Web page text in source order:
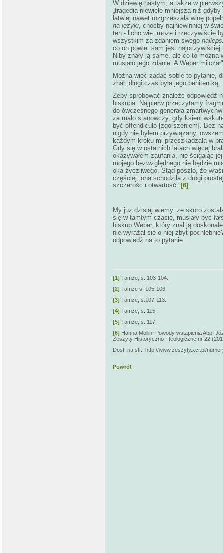
W dziewiętnastym, a także w
„tragedią niewiele mniejszą niż
łatwiej nawet rozgrzeszała winę
na języki, choćby najniewinniej w
ten - licho wie: może i rzeczywiście
wszystkim za zdaniem swego
co on powie: sam jest najoczywiściej
Niby znały ją same, ale co to
musiało jego zdanie. A Weber milczał"
Można więc zadać sobie to pytanie,
znał, długi czas była jego penitentką.
Żeby spróbować znaleźć odpowiedź
biskupa. Najpierw przeczytamy
do ówczesnego generała
za mało stanowczy, gdy ksieni
być offendiculo [zgorszeniem]. Bez
nigdy nie byłem przywiązany,
każdym kroku mi przeszkadzała w
Gdy się w ostatnich latach więcej
okazywałem zaufania, nie ścigając
mojego bezwzględnego nie będzie
oka życzliwego. Stąd poszło, że
częściej, ona schodziła z drogi
szczerość i otwartość." [6] .
My już dzisiaj wiemy, że skoro
się w tamtym czasie, musiały być
biskup Weber, który znał ją
nie wyrażał się o niej zbyt
odpowiedź na to pytanie.
[1] Tamże, s. 103-104.
[2] Tamże s. 105-106.
[3] Tamże, s.107-113.
[4] Tamże, s. 115.
[5] Tamże, s. 117.
[6] Hanna Mollin, Powody wstąpienia Abp.
Zeszyty Historyczno - teologiczne nr 22
Dost. na str.: http://www.zeszyty.xcr.pl/
Powrót